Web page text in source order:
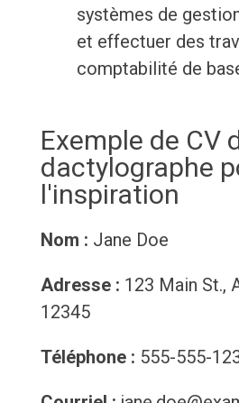
systèmes de
et effectuer des
comptabilité de
Exemple de CV
dactylographe
l'inspiration
Nom : Jane Doe
Adresse : 123 Main St.,
12345
Téléphone : 555-555-